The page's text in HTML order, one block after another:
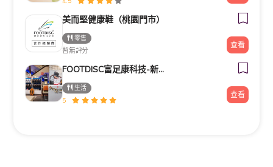
美而堅健康鞋（桃園門市）
零售
暫無評分
查看
FOOTDISC富足康科技-新光三越-桃園站前店
生活
5
查看